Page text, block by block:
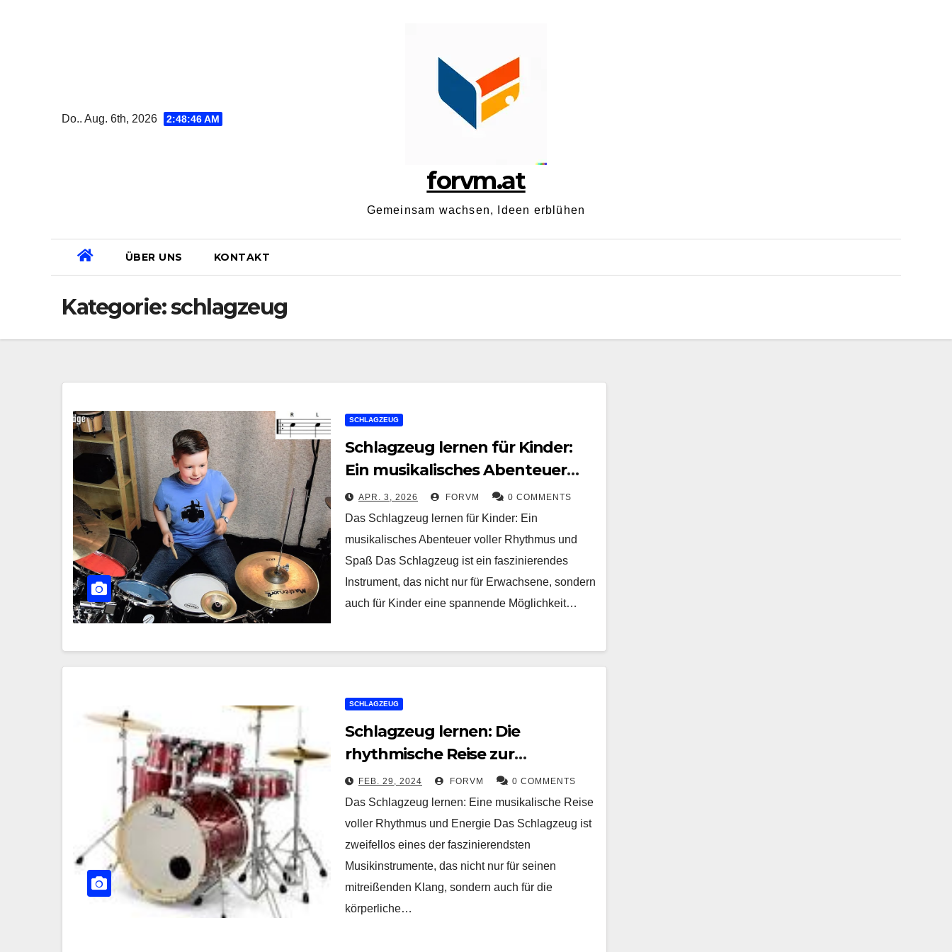
Do.. Aug. 6th, 2026 2:48:46 AM
forvm.at
Gemeinsam wachsen, Ideen erblühen
ÜBER UNS KONTAKT
Kategorie:schlagzeug
SCHLAGZEUG
Schlagzeug lernen für Kinder:
Ein musikalisches Abenteuer
voller Rhythmus und Spaß
APR. 3, 2026 FORVM 0 COMMENTS
Das Schlagzeug lernen für Kinder: Ein
musikalisches Abenteuer voller Rhythmus und
Spaß Das Schlagzeug ist ein faszinierendes
Instrument, das nicht nur für Erwachsene, sondern
auch für Kinder eine spannende Möglichkeit…
SCHLAGZEUG
Schlagzeug lernen: Die
rhythmische Reise zur
musikalischen Meisterschaft
FEB. 29, 2024 FORVM 0 COMMENTS
Das Schlagzeug lernen: Eine musikalische Reise
voller Rhythmus und Energie Das Schlagzeug ist
zweifellos eines der faszinierendsten
Musikinstrumente, das nicht nur für seinen
mitreißenden Klang, sondern auch für die
körperliche…